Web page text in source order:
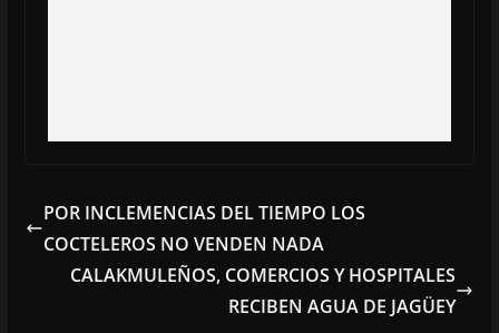
POR INCLEMENCIAS DEL TIEMPO LOS
COCTELEROS NO VENDEN NADA
CALAKMULEÑOS, COMERCIOS Y HOSPITALES
RECIBEN AGUA DE JAGÜEY